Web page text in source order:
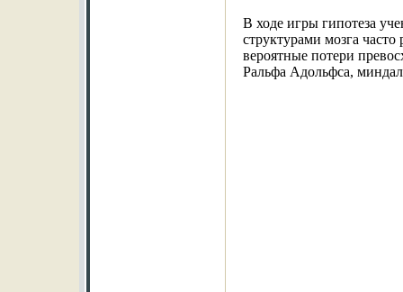
В ходе игры гипотеза
структурами мозга часто
вероятные потери
Ральфа Адольфса,